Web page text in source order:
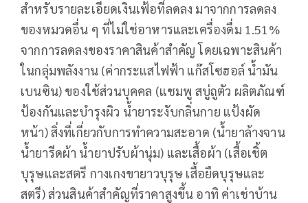
สำหรับรายละเอียดเงินเฟ้อที่ลดลง มาจากการลดลง
ของหมวดอื่น ๆ ที่ไม่ใช่อาหารและเครื่องดื่ม 1.51%
จากการลดลงของราคาสินค้าสำคัญ โดยเฉพาะสินค้า
ในกลุ่มพลังงาน (ค่ากระแสไฟฟ้า แก๊สโซฮอล์ น้ำมัน
เบนซิน) ของใช้ส่วนบุคคล (แชมพู สบู่ถูตัว ผลิตภัณฑ์
ป้องกันและบำรุงผิว น้ำยาระงับกลิ่นกาย แป้งผัด
หน้า) สิ่งที่เกี่ยวกับการทำความสะอาด (น้ำยาล้างจาน
น้ำยารีดผ้า น้ำยาปรับผ้านุ่ม) และเสื้อผ้า (เสื้อเชิ้ต
บุรุษและสตรี กางเกงขายาวบุรุษ เสื้อยืดบุรุษและ
สตรี) ส่วนสินค้าสำคัญที่ราคาสูงขึ้น อาทิ ค่าเช่าบ้าน